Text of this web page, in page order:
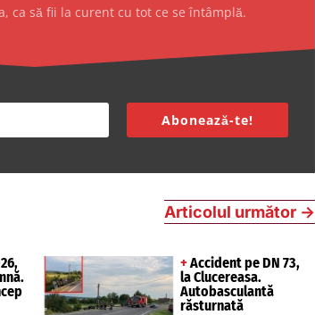
ca să fii la curent cu tot ce se întâmplă.
Abonează-te!
Articolul următor →
+ Accident pe DN 73,
la Clucereasa.
Autobasculantă
răsturnată